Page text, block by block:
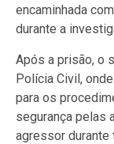
encaminhada
durante a
Após a prisão, o
Polícia Civil,
para os
segurança pelas
agressor